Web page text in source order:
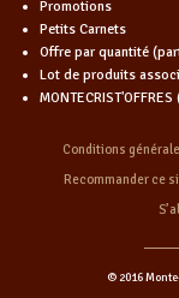
Promotions
Petits Carnets
Offre par quantité
Lot de produits
Conditions
Recommander ce
© 2016